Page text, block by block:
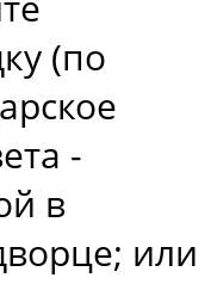
(по
-
в
или